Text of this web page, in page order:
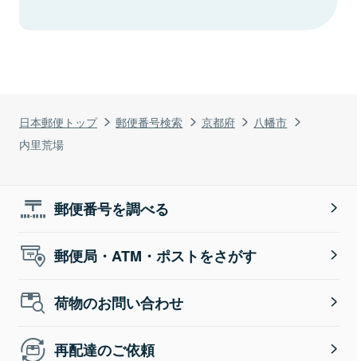
日本郵便トップ 郵便番号検索 京都府
八幡市
内里荒場
郵便番号を調べる
郵便局・ATM・ポストをさがす
荷物のお問い合わせ
再配達のご依頼